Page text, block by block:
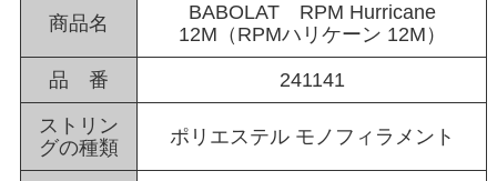
商品名
BABOLAT RPM Hurricane
12M（RPMハリケーン 12M）
品 番 241141
ストリン
グの種類
ポリエステル モノフィラメント